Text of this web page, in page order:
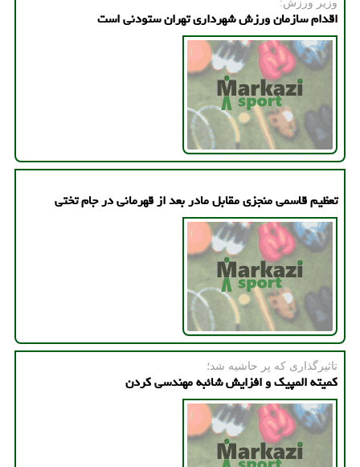
وزیر ورزش:
اقدام سازمان ورزش شهرداری تهران ستودنی است
تعظیم قاسمی منجزی مقابل مادر بعد از قهرمانی در جام تختی
تاثیرگذاری كه پر حاشیه شد؛
کمیته المپیک و افزایش شائبه مهندسی کردن